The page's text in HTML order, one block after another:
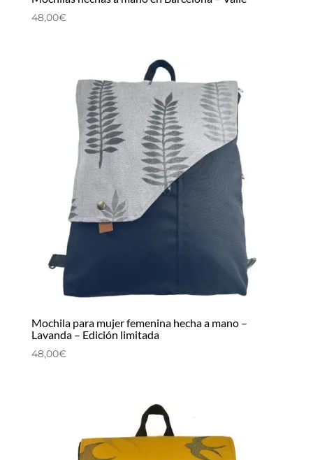
48,00€
Mochila para mujer femenina hecha a mano –
Lavanda – Edición limitada
48,00€